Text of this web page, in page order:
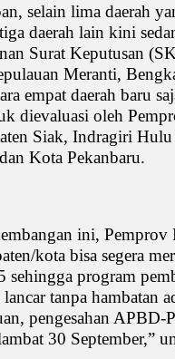
selain lima daerah
daerah lain kini
Surat Keputusan
Meranti,
empat daerah baru
dievaluasi oleh
Siak, Indragiri
Kota Pekanbaru.
ini, Pemprov
kota bisa segera
sehingga program
tanpa hambatan
pengesahan APBD-
30 September,”